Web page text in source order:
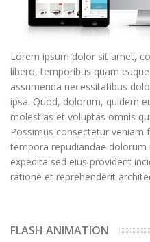
Lorem ipsum dolor sit amet,
libero, temporibus quam
assumenda necessitatibus
ipsa. Quod, dolorum, quidem
molestias et voluptas omnis
Possimus consectetur veniam
tempora repudiandae
expedita sed eius provident
ratione et reprehenderit
FLASH ANIMATION